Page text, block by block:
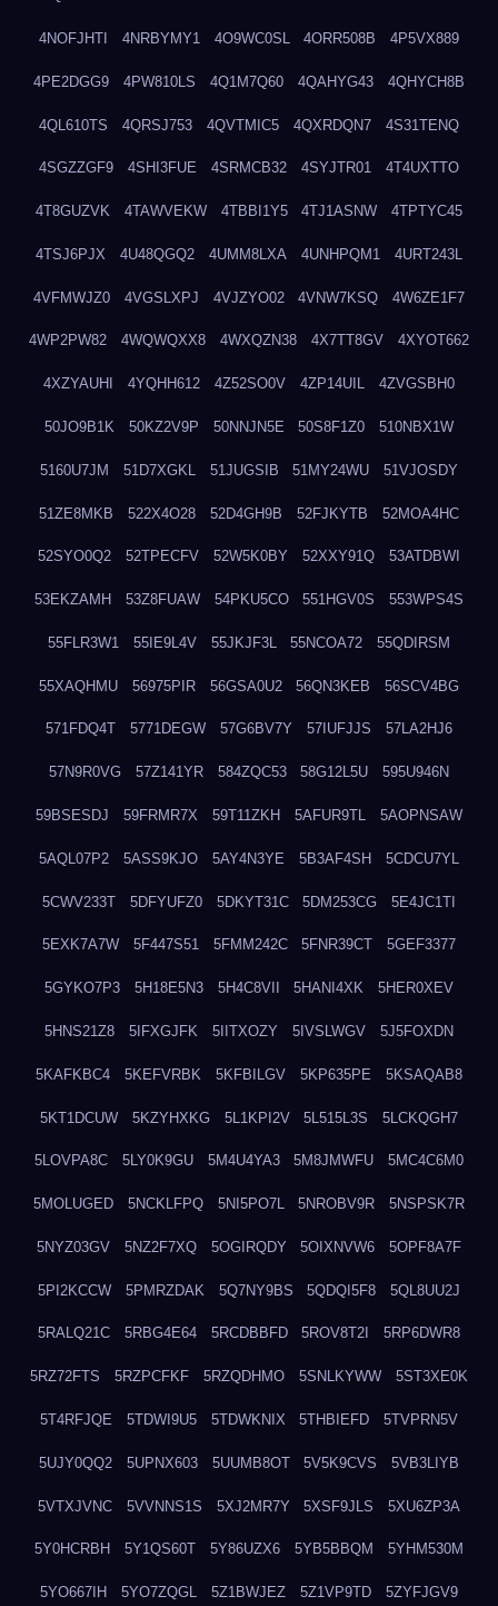
4NOFJHTI 4NRBYMY1 4O9WC0SL 4ORR508B 4P5VX889
4PE2DGG9 4PW810LS 4Q1M7Q60 4QAHYG43 4QHYCH8B
4QL610TS 4QRSJ753 4QVTMIC5 4QXRDQN7 4S31TENQ
4SGZZGF9 4SHI3FUE 4SRMCB32 4SYJTR01 4T4UXTTO
4T8GUZVK 4TAWVEKW 4TBBI1Y5 4TJ1ASNW 4TPTYC45
4TSJ6PJX 4U48QGQ2 4UMM8LXA 4UNHPQM1 4URT243L
4VFMWJZ0 4VGSLXPJ 4VJZYO02 4VNW7KSQ 4W6ZE1F7
4WP2PW82 4WQWQXX8 4WXQZN38 4X7TT8GV 4XYOT662
4XZYAUHI 4YQHH612 4Z52SO0V 4ZP14UIL 4ZVGSBH0
50JO9B1K 50KZ2V9P 50NNJN5E 50S8F1Z0 510NBX1W
5160U7JM 51D7XGKL 51JUGSIB 51MY24WU 51VJOSDY
51ZE8MKB 522X4O28 52D4GH9B 52FJKYTB 52MOA4HC
52SYO0Q2 52TPECFV 52W5K0BY 52XXY91Q 53ATDBWI
53EKZAMH 53Z8FUAW 54PKU5CO 551HGV0S 553WPS4S
55FLR3W1 55IE9L4V 55JKJF3L 55NCOA72 55QDIRSM
55XAQHMU 56975PIR 56GSA0U2 56QN3KEB 56SCV4BG
571FDQ4T 5771DEGW 57G6BV7Y 57IUFJJS 57LA2HJ6
57N9R0VG 57Z141YR 584ZQC53 58G12L5U 595U946N
59BSESDJ 59FRMR7X 59T11ZKH 5AFUR9TL 5AOPNSAW
5AQL07P2 5ASS9KJO 5AY4N3YE 5B3AF4SH 5CDCU7YL
5CWV233T 5DFYUFZ0 5DKYT31C 5DM253CG 5E4JC1TI
5EXK7A7W 5F447S51 5FMM242C 5FNR39CT 5GEF3377
5GYKO7P3 5H18E5N3 5H4C8VII 5HANI4XK 5HER0XEV
5HNS21Z8 5IFXGJFK 5IITXOZY 5IVSLWGV 5J5FOXDN
5KAFKBC4 5KEFVRBK 5KFBILGV 5KP635PE 5KSAQAB8
5KT1DCUW 5KZYHXKG 5L1KPI2V 5L515L3S 5LCKQGH7
5LOVPA8C 5LY0K9GU 5M4U4YA3 5M8JMWFU 5MC4C6M0
5MOLUGED 5NCKLFPQ 5NI5PO7L 5NROBV9R 5NSPSK7R
5NYZ03GV 5NZ2F7XQ 5OGIRQDY 5OIXNVW6 5OPF8A7F
5PI2KCCW 5PMRZDAK 5Q7NY9BS 5QDQI5F8 5QL8UU2J
5RALQ21C 5RBG4E64 5RCDBBFD 5ROV8T2I 5RP6DWR8
5RZ72FTS 5RZPCFKF 5RZQDHMO 5SNLKYWW 5ST3XE0K
5T4RFJQE 5TDWI9U5 5TDWKNIX 5THBIEFD 5TVPRN5V
5UJY0QQ2 5UPNX603 5UUMB8OT 5V5K9CVS 5VB3LIYB
5VTXJVNC 5VVNNS1S 5XJ2MR7Y 5XSF9JLS 5XU6ZP3A
5Y0HCRBH 5Y1QS60T 5Y86UZX6 5YB5BBQM 5YHM530M
5YO667IH 5YO7ZQGL 5Z1BWJEZ 5Z1VP9TD 5ZYFJGV9